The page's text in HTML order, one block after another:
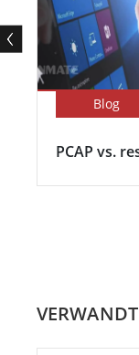
Blog
PCAP vs.